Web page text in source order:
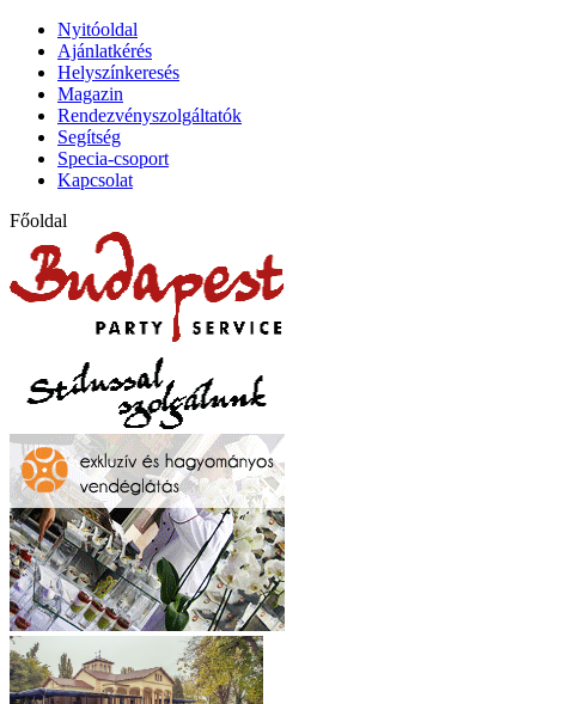
Nyitóoldal
Ajánlatkérés
Helyszínkeresés
Magazin
Rendezvényszolgáltatók
Segítség
Specia-csoport
Kapcsolat
Főoldal